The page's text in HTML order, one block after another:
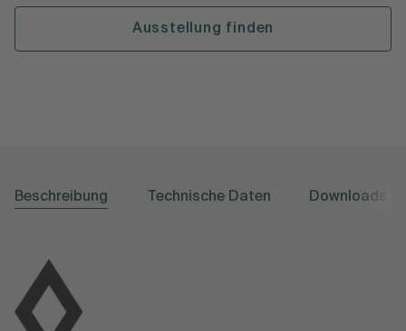
Ausstellung finden
Beschreibung Technische Daten Downloads